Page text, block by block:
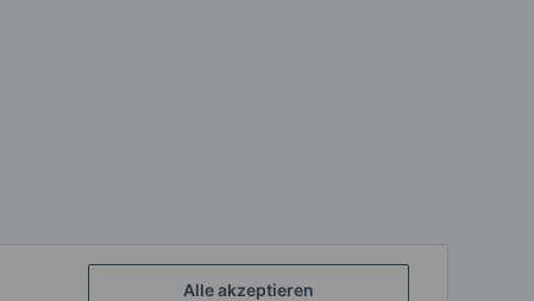
Alle akzeptieren